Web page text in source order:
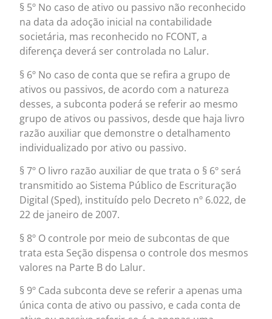
§ 5º No caso de ativo ou passivo não reconhecido
na data da adoção inicial na contabilidade
societária, mas reconhecido no FCONT, a
diferença deverá ser controlada no Lalur.
§ 6º No caso de conta que se refira a grupo de
ativos ou passivos, de acordo com a natureza
desses, a subconta poderá se referir ao mesmo
grupo de ativos ou passivos, desde que haja livro
razão auxiliar que demonstre o detalhamento
individualizado por ativo ou passivo.
§ 7º O livro razão auxiliar de que trata o § 6º será
transmitido ao Sistema Público de Escrituração
Digital (Sped), instituído pelo Decreto nº 6.022, de
22 de janeiro de 2007.
§ 8º O controle por meio de subcontas de que
trata esta Seção dispensa o controle dos mesmos
valores na Parte B do Lalur.
§ 9º Cada subconta deve se referir a apenas uma
única conta de ativo ou passivo, e cada conta de